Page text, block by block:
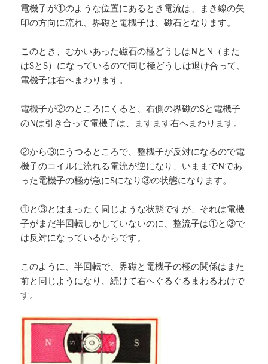
電機子が①のような位置にあるとき電流は、まき線の矢
印の方向に流れ、界磁と電機子は、磁石となります。
このとき、むかいあった磁石の極どうしはNとN（また
はSとS）になっているので同じ極どうしは退け合って、
電機子は右へまわります。
電機子が②のところにくると、右側の界磁のSと電機子
のNは引き合って電機子は、ますます右へまわります。
②から③にうつるところで、整機子が反対になるので電
機子のコイルに流れる電流が逆になり、いままでNであ
った電機子の極が急にSになり③の状態になります。
①と③とはまったく同じような状態ですが、それは電機
子がまだ半回転しかしていないのに、整流子は①と③で
は反対になっているからです。
このように、半回転で、界磁と電機子の極の関係はまた
前と同じようになり、続けて右へぐるぐるまわるわけで
す。